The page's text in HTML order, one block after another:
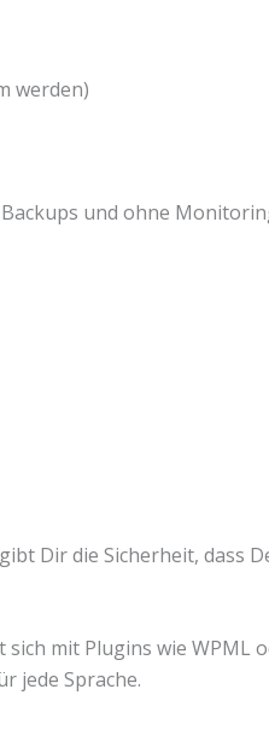
werden)
und ohne
Dir die Sicherheit, dass
mit Plugins wie
jede Sprache.